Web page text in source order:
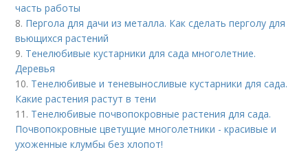
часть работы
8. Пергола для дачи из металла. Как сделать перголу для
вьющихся растений
9. Тенелюбивые кустарники для сада многолетние.
Деревья
10. Тенелюбивые и теневыносливые кустарники для сада.
Какие растения растут в тени
11. Тенелюбивые почвопокровные растения для сада.
Почвопокровные цветущие многолетники - красивые и
ухоженные клумбы без хлопот!